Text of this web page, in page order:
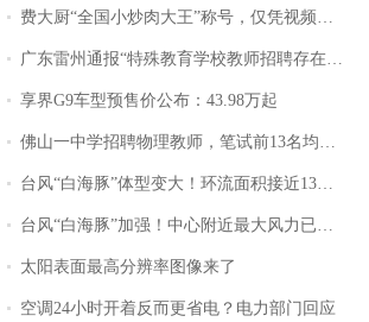
费大厨“全国小炒肉大王”称号，仅凭视频评出？中国烹饪协会回应
广东雷州通报“特殊教育学校教师招聘存在违规行为”：已启动问责程序 副校长被停职
享界G9车型预售价公布：43.98万起
佛山一中学招聘物理教师，笔试前13名均遭淘汰？教育局：已叫停招聘，成立调查组全面核查
台风“白海豚”体型变大！环流面积接近13个浙江那么大
台风“白海豚”加强！中心附近最大风力已达15级 最新研判
太阳表面最高分辨率图像来了
空调24小时开着反而更省电？电力部门回应